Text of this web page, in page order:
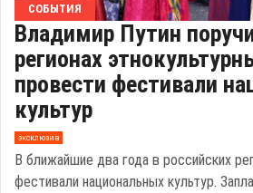
СОБЫТИЯ
Владимир Путин
регионах
провести фестивали
культур
эксклюзив
В ближайшие два года в российских
фестивали национальных культур.